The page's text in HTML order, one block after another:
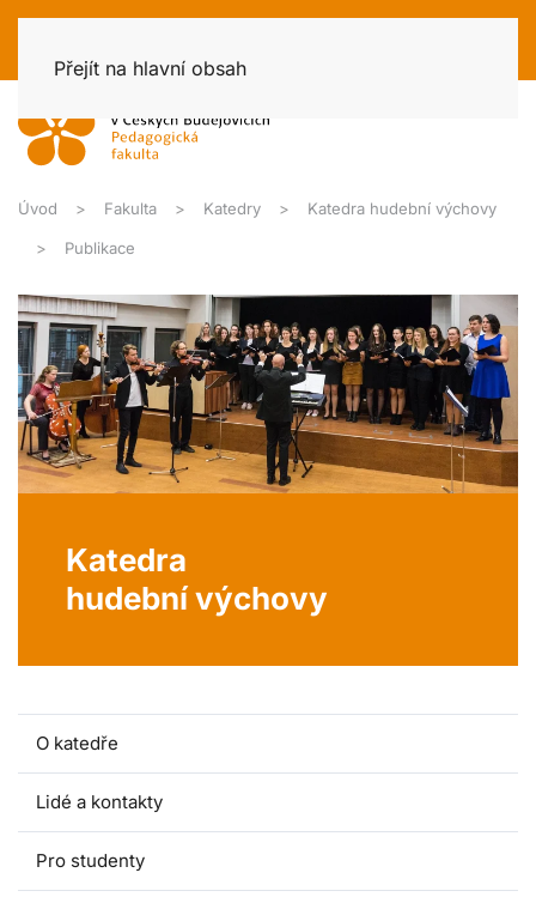
Přejít na hlavní obsah
Úvod Fakulta Katedry Katedra hudební výchovy
Publikace
Katedra
hudební výchovy
O katedře
Lidé a kontakty
Pro studenty